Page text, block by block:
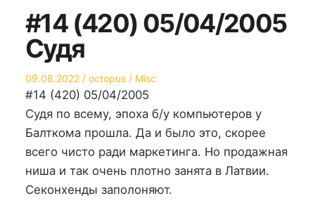
#14 (420) 05/04/2005
Судя
Опубликовано
на
09.08.2022 Автор
octopus
Опубликовано
в
Misc
#14 (420) 05/04/2005
Судя по всему, эпоха б/у компьютеров у
Балткома прошла. Да и было это, скорее
всего чисто ради маркетинга. Но продажная
ниша и так очень плотно занята в Латвии.
Секонхенды заполоняют.